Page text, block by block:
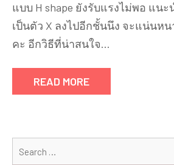
แบบ H shape ยังรับแรงไม่พอ แน
เป็นตัว X ลงไปอีกชั้นนึง จะแน่นห
คะ อีกวิธีที่น่าสนใจ…
READ MORE